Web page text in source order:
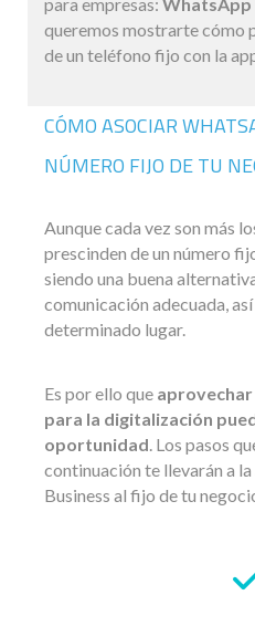
queremos mostrarte cómo
de un teléfono fijo con la
CÓMO ASOCIAR
NÚMERO FIJO DE TU
Aunque cada vez son más
prescinden de un número
siendo una buena
comunicación adecuada,
determinado lugar.
Es por ello que
para la digitalización
oportunidad. Los pasos
continuación te llevarán a
Business al fijo de tu